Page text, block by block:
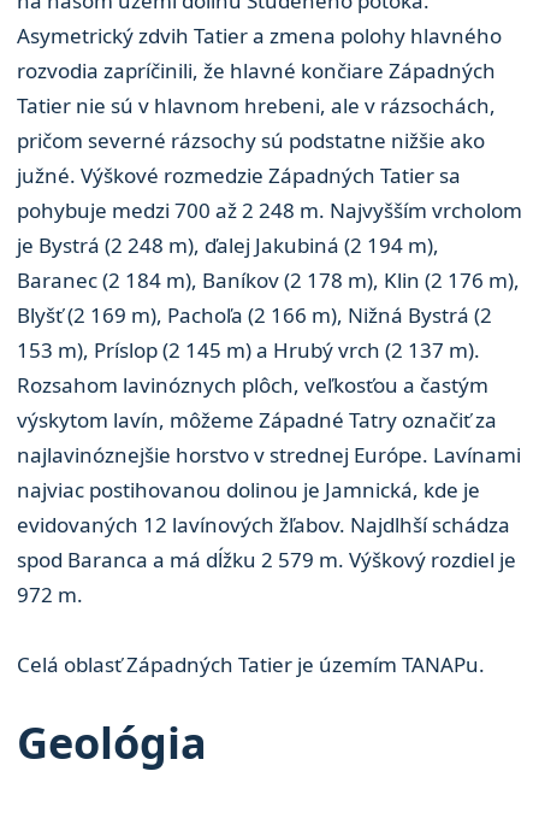
Asymetrický zdvih Tatier a zmena polohy hlavného
rozvodia zapríčinili, že hlavné končiare Západných
Tatier nie sú v hlavnom hrebeni, ale v rázsochách,
pričom severné rázsochy sú podstatne nižšie ako
južné. Výškové rozmedzie Západných Tatier sa
pohybuje medzi 700 až 2 248 m. Najvyšším vrcholom
je Bystrá (2 248 m), ďalej Jakubiná (2 194 m),
Baranec (2 184 m), Baníkov (2 178 m), Klin (2 176 m),
Blyšť (2 169 m), Pachoľa (2 166 m), Nižná Bystrá (2
153 m), Príslop (2 145 m) a Hrubý vrch (2 137 m).
Rozsahom lavinóznych plôch, veľkosťou a častým
výskytom lavín, môžeme Západné Tatry označiť za
najlavinóznejšie horstvo v strednej Európe. Lavínami
najviac postihovanou dolinou je Jamnická, kde je
evidovaných 12 lavínových žľabov. Najdlhší schádza
spod Baranca a má dĺžku 2 579 m. Výškový rozdiel je
972 m.
Celá oblasť Západných Tatier je územím TANAPu.
Geológia